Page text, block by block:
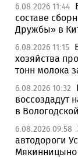
6.08.2026 11:44
составе
Дружбы» в
6.08.2026 11:15
хозяйства
тонн молока
6.08.2026 10:32
воссоздадут
в
6.08.2026 09:58
автодороги
Мякинницыно